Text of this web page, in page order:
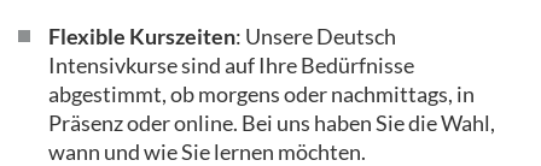
Flexible Kurszeiten: Unsere Deutsch
Intensivkurse sind auf Ihre Bedürfnisse
abgestimmt, ob morgens oder nachmittags, in
Präsenz oder online. Bei uns haben Sie die Wahl,
wann und wie Sie lernen möchten.